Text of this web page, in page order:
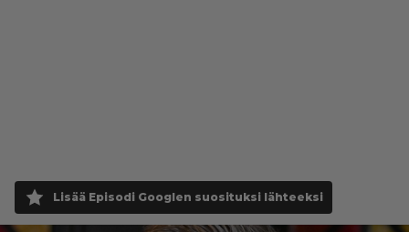
Lisää Episodi Googlen suosituksi lähteeksi